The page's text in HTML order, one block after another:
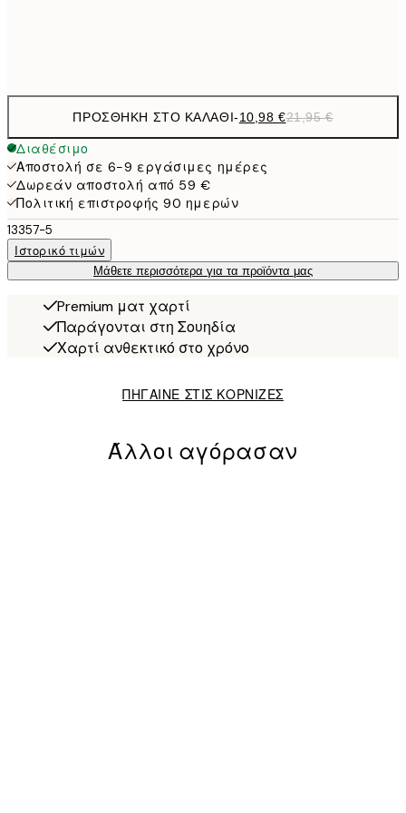
ΠΡΟΣΘΉΚΗ ΣΤΟ ΚΑΛΆΘΙ-10,98 €21,95 €
Διαθέσιμο
Αποστολή σε 6-9 εργάσιμες ημέρες
Δωρεάν αποστολή από 59 €
Πολιτική επιστροφής 90 ημερών
13357-5
Ιστορικό τιμών
Μάθετε περισσότερα για τα προϊόντα μας
Premium ματ χαρτί
Παράγονται στη Σουηδία
Χαρτί ανθεκτικό στο χρόνο
ΠΗΓΑΙΝΕ ΣΤΙΣ ΚΟΡΝΙΖΕΣ
Άλλοι αγόρασαν